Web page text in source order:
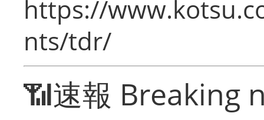
https://
nts/tdr/
📶速報 Breaking